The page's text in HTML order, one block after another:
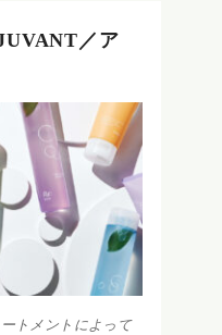
／ア
トメントによって